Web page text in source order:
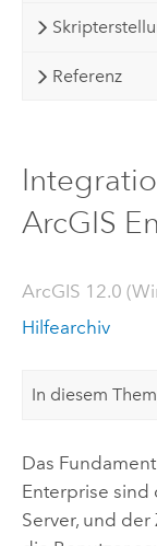
Referenz
ArcGIS
ArcGIS 12.0
Hilfearchiv
In diesem
Das
Enterprise sind
Server, und der